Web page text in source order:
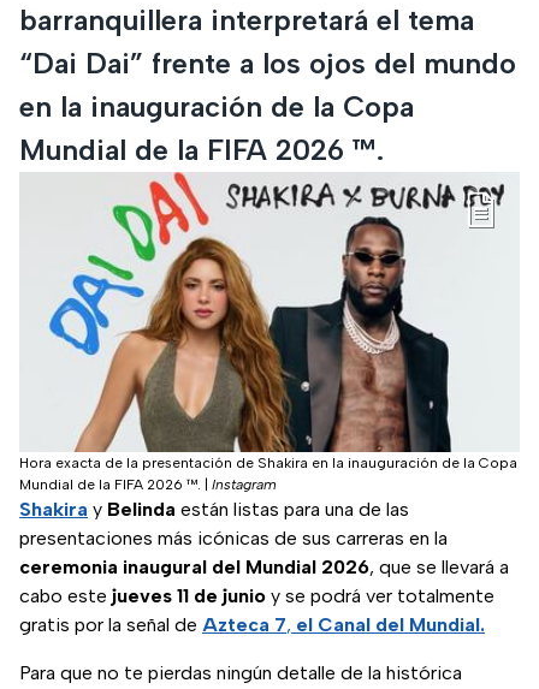
barranquillera interpretará el tema
“Dai Dai” frente a los ojos del mundo
en la inauguración de la Copa
Mundial de la FIFA 2026 ™.
Hora exacta de la presentación de Shakira en la inauguración de la Copa
Mundial de la FIFA 2026 ™.
Instagram
Shakira y Belinda están listas para una de las
presentaciones más icónicas de sus carreras en la
ceremonia inaugural del Mundial 2026, que se llevará a
cabo este jueves 11 de junio y se podrá ver totalmente
gratis por la señal de Azteca 7, el Canal del Mundial.
Para que no te pierdas ningún detalle de la histórica